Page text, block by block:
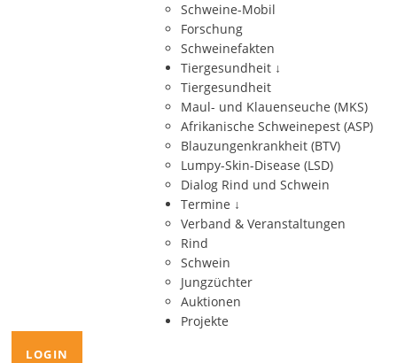
Schweine-Mobil
Forschung
Schweinefakten
Tiergesundheit ↓
Tiergesundheit
Maul- und Klauenseuche (MKS)
Afrikanische Schweinepest (ASP)
Blauzungenkrankheit (BTV)
Lumpy-Skin-Disease (LSD)
Dialog Rind und Schwein
Termine ↓
Verband & Veranstaltungen
Rind
Schwein
Jungzüchter
Auktionen
Projekte
LOGIN